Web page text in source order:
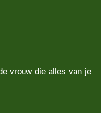
vrouw die alles van je